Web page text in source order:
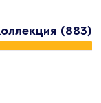
(883)